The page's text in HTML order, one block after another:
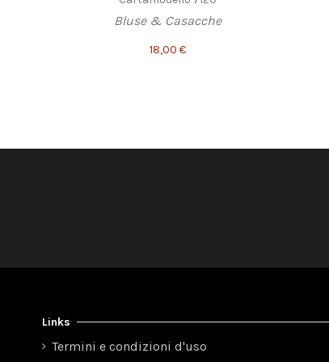
Bluse & Casacche
18,00 €
Links
Termini e condizioni d'uso